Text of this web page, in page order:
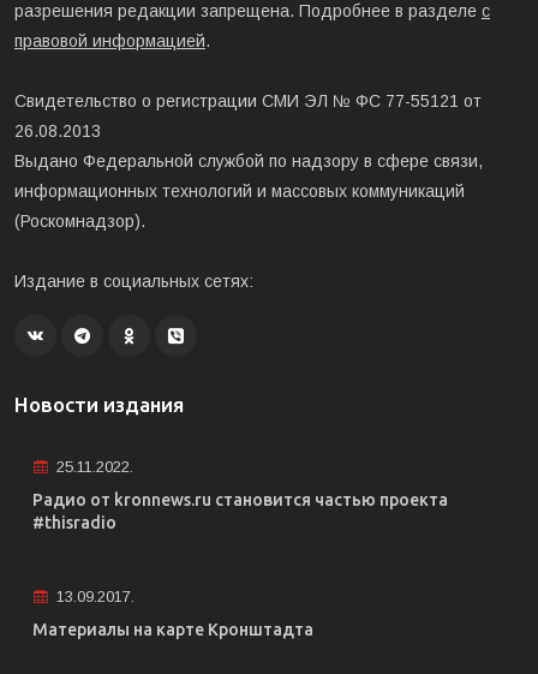
разрешения редакции запрещена. Подробнее в разделе с
правовой информацией.
Свидетельство о регистрации СМИ ЭЛ № ФС 77-55121 от
26.08.2013
Выдано Федеральной службой по надзору в сфере связи,
информационных технологий и массовых коммуникаций
(Роскомнадзор).
Издание в социальных сетях:
Новости издания
25.11.2022.
Радио от kronnews.ru становится частью проекта
#thisradio
13.09.2017.
Материалы на карте Кронштадта